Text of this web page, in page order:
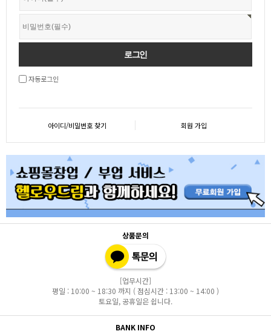
자동로그인
아이디/비밀번호 찾기 회원 가입
상품문의
[업무시간]
평일 : 10:00 ~ 18:30 까지 ( 점심시간 : 13:00 ~ 14:00 )
토요일, 공휴일은 쉽니다.
BANK INFO